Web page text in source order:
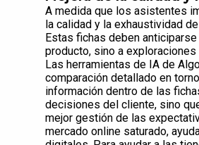
A medida que los asistentes
la calidad y la exhaustividad
Estas fichas deben
producto, sino a
Las herramientas de IA de
comparación detallado en
información dentro de las
decisiones del cliente, sino
mejor gestión de las
mercado online saturado,